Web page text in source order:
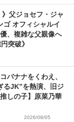
父ジョセフ・ジャ
ゴ オフィシャルイ
、複雑な父親像へ
突破》
バナナをくわえ、
るJK”を熱演、旧ジ
しの子】原菜乃華
2026/08/05